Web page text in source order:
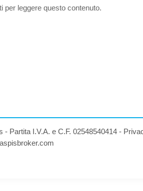
per leggere questo contenuto.
Partita I.V.A. e C.F. 02548540414 -